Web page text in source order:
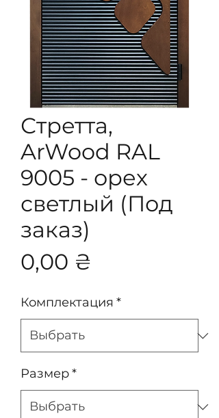
Стретта,
ArWood RAL
9005 - орех
светлый (Под
заказ)
0,00 ₴
Комплектация *
Размер*